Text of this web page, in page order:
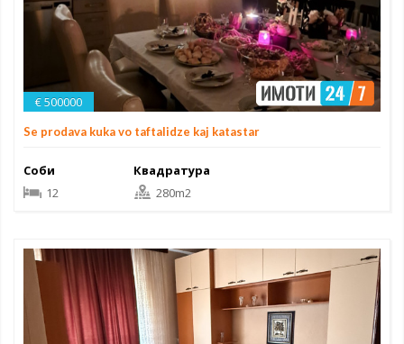
€ 500000
Se prodava kuka vo taftalidze kaj katastar
Соби
12
Квадратура
280m2